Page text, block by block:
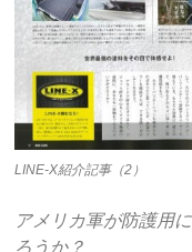
LINE-X紹介記事（2）
アメリカ軍が防護用
ろうか？